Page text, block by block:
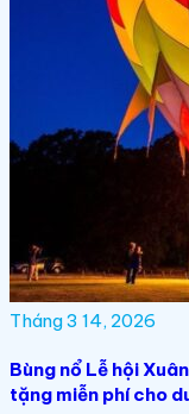
Tháng 3 14, 2026
Bùng nổ Lễ hội
tặng miễn phí cho